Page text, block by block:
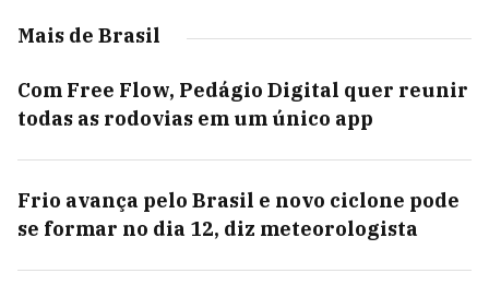
Mais de Brasil
Com Free Flow, Pedágio Digital quer reunir
todas as rodovias em um único app
Frio avança pelo Brasil e novo ciclone pode
se formar no dia 12, diz meteorologista